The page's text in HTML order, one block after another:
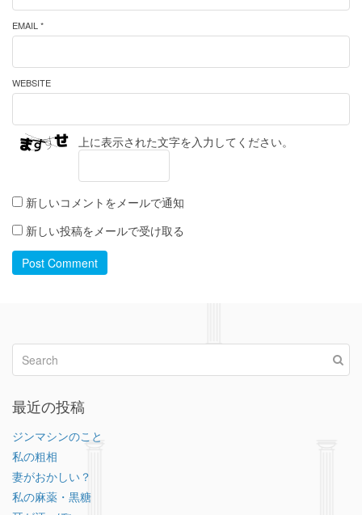
EMAIL *
WEBSITE
上に表示された文字を入力してください。
新しいコメントをメールで通知
新しい投稿をメールで受け取る
Post Comment
最近の投稿
ジンマシンのこと
私の粗相
妻がおかしい？
私の麻薬・黒糖